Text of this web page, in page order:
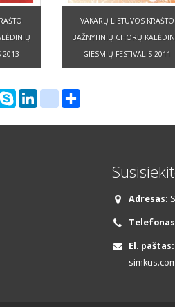
2013
VAKARŲ LIETUVOS KRAŠTO
BAŽNYTINIŲ CHORŲ
GIESMIŲ FESTIVALIS 2011
SkypeLinkedIngoogle_bookmarks
Share
Adresas:
El. paštas: